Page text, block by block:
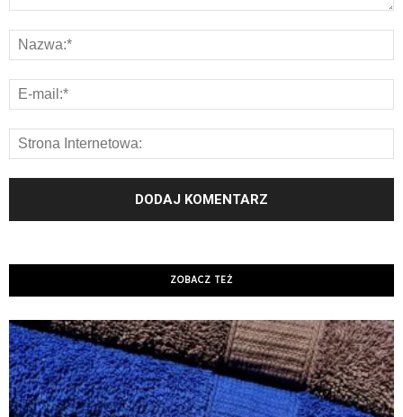
ZOBACZ TEŻ